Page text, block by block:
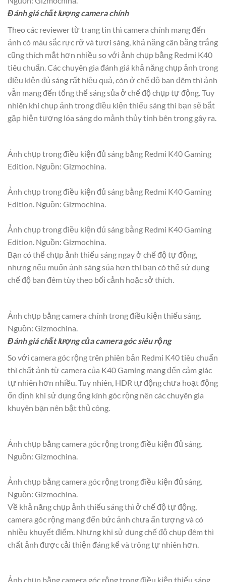
Đánh giá chất lượng camera chính
Theo các reviewer từ trang tin thì camera chính mang đến
ảnh có màu sắc rực rỡ và tươi sáng, khả năng cân bằng trắng
cũng thích mắt hơn nhiều so với ảnh chụp bằng Redmi K40
tiêu chuẩn. Các chuyên gia đánh giá khả năng chụp ảnh trong
điều kiện đủ sáng rất hiệu quả, còn ở chế độ ban đêm thì ảnh
vẫn mang đến tổng thể sáng sủa ở chế độ chụp tự động. Tuy
nhiên khi chụp ảnh trong điều kiện thiếu sáng thì bạn sẽ bắt
gặp hiện tượng lóa sáng do mảnh thủy tinh bên trong gây ra.
Ảnh chụp trong điều kiện đủ sáng bằng Redmi K40 Gaming
Edition. Nguồn: Gizmochina.
Ảnh chụp trong điều kiện đủ sáng bằng Redmi K40 Gaming
Edition. Nguồn: Gizmochina.
Ảnh chụp trong điều kiện đủ sáng bằng Redmi K40 Gaming
Edition. Nguồn: Gizmochina.
Bạn có thể chụp ảnh thiếu sáng ngay ở chế độ tự động,
nhưng nếu muốn ảnh sáng sủa hơn thì bạn có thể sử dụng
chế độ ban đêm tùy theo bối cảnh hoặc sở thích.
Ảnh chụp bằng camera chính trong điều kiện thiếu sáng.
Nguồn: Gizmochina.
Đánh giá chất lượng của camera góc siêu rộng
So với camera góc rộng trên phiên bản Redmi K40 tiêu chuẩn
thì chất ảnh từ camera của K40 Gaming mang đến cảm giác
tự nhiên hơn nhiều. Tuy nhiên, HDR tự động chưa hoạt động
ổn định khi sử dụng ống kính góc rộng nên các chuyên gia
khuyên bạn nên bật thủ công.
Ảnh chụp bằng camera góc rộng trong điều kiện đủ sáng.
Nguồn: Gizmochina.
Ảnh chụp bằng camera góc rộng trong điều kiện đủ sáng.
Nguồn: Gizmochina.
Về khả năng chụp ảnh thiếu sáng thì ở chế độ tự động,
camera góc rộng mang đến bức ảnh chưa ấn tượng và có
nhiều khuyết điểm. Nhưng khi sử dụng chế độ chụp đêm thì
chất ảnh được cải thiện đáng kể và trông tự nhiên hơn.
Ảnh chụp bằng camera góc rộng trong điều kiện thiếu sáng.